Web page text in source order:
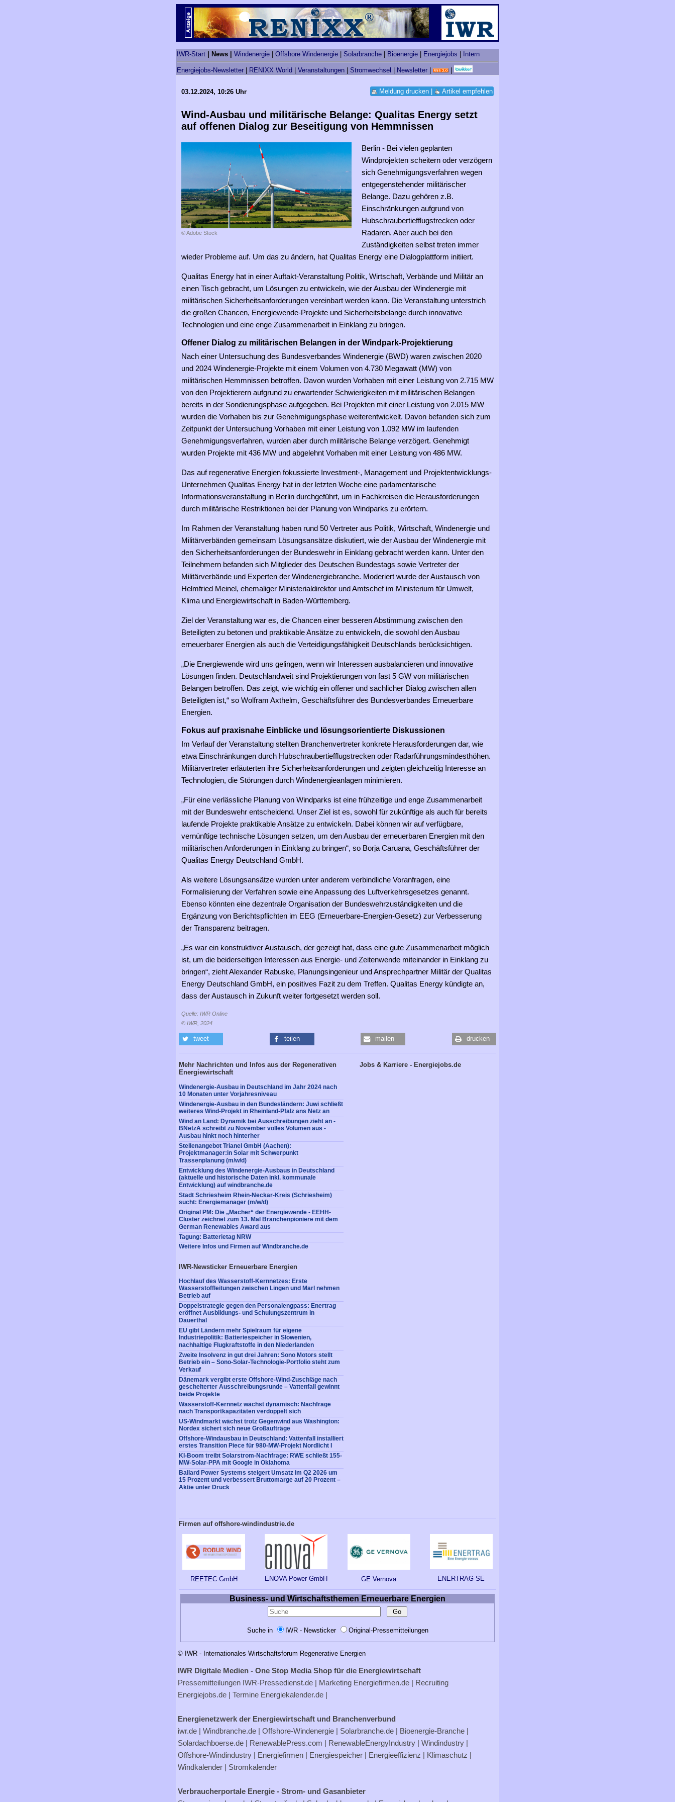
IWR-Start | News | Windenergie Offshore Windenergie Solarbranche Bioenergie Energiejobs Intern
Energiejobs-Newsletter RENIXX World Veranstaltungen Stromwechsel Newsletter
Meldung drucken Artikel empfehlen
03.12.2024, 10:26 Uhr
Wind-Ausbau und militärische Belange: Qualitas Energy setzt
auf offenen Dialog zur Beseitigung von Hemmnissen
© Adobe Stock
Berlin - Bei vielen geplanten
Windprojekten scheitern oder verzögern
sich Genehmigungsverfahren wegen
entgegenstehender militärischer
Belange. Dazu gehören z.B.
Einschränkungen aufgrund von
Hubschraubertiefflugstrecken oder
Radaren. Aber auch bei den
Zuständigkeiten selbst treten immer
wieder Probleme auf. Um das zu ändern, hat Qualitas Energy eine Dialogplattform initiiert.
Qualitas Energy hat in einer Auftakt-Veranstaltung Politik, Wirtschaft, Verbände und Militär an
einen Tisch gebracht, um Lösungen zu entwickeln, wie der Ausbau der Windenergie mit
militärischen Sicherheitsanforderungen vereinbart werden kann. Die Veranstaltung unterstrich
die großen Chancen, Energiewende-Projekte und Sicherheitsbelange durch innovative
Technologien und eine enge Zusammenarbeit in Einklang zu bringen.
Offener Dialog zu militärischen Belangen in der Windpark-Projektierung
Nach einer Untersuchung des Bundesverbandes Windenergie (BWD) waren zwischen 2020
und 2024 Windenergie-Projekte mit einem Volumen von 4.730 Megawatt (MW) von
militärischen Hemmnissen betroffen. Davon wurden Vorhaben mit einer Leistung von 2.715 MW
von den Projektierern aufgrund zu erwartender Schwierigkeiten mit militärischen Belangen
bereits in der Sondierungsphase aufgegeben. Bei Projekten mit einer Leistung von 2.015 MW
wurden die Vorhaben bis zur Genehmigungsphase weiterentwickelt. Davon befanden sich zum
Zeitpunkt der Untersuchung Vorhaben mit einer Leistung von 1.092 MW im laufenden
Genehmigungsverfahren, wurden aber durch militärische Belange verzögert. Genehmigt
wurden Projekte mit 436 MW und abgelehnt Vorhaben mit einer Leistung von 486 MW.
Das auf regenerative Energien fokussierte Investment-, Management und Projektentwicklungs-
Unternehmen Qualitas Energy hat in der letzten Woche eine parlamentarische
Informationsveranstaltung in Berlin durchgeführt, um in Fachkreisen die Herausforderungen
durch militärische Restriktionen bei der Planung von Windparks zu erörtern.
Im Rahmen der Veranstaltung haben rund 50 Vertreter aus Politik, Wirtschaft, Windenergie und
Militärverbänden gemeinsam Lösungsansätze diskutiert, wie der Ausbau der Windenergie mit
den Sicherheitsanforderungen der Bundeswehr in Einklang gebracht werden kann. Unter den
Teilnehmern befanden sich Mitglieder des Deutschen Bundestags sowie Vertreter der
Militärverbände und Experten der Windenergiebranche. Moderiert wurde der Austausch von
Helmfried Meinel, ehemaliger Ministerialdirektor und Amtschef im Ministerium für Umwelt,
Klima und Energiewirtschaft in Baden-Württemberg.
Ziel der Veranstaltung war es, die Chancen einer besseren Abstimmung zwischen den
Beteiligten zu betonen und praktikable Ansätze zu entwickeln, die sowohl den Ausbau
erneuerbarer Energien als auch die Verteidigungsfähigkeit Deutschlands berücksichtigen.
„Die Energiewende wird uns gelingen, wenn wir Interessen ausbalancieren und innovative
Lösungen finden. Deutschlandweit sind Projektierungen von fast 5 GW von militärischen
Belangen betroffen. Das zeigt, wie wichtig ein offener und sachlicher Dialog zwischen allen
Beteiligten ist,“ so Wolfram Axthelm, Geschäftsführer des Bundesverbandes Erneuerbare
Energien.
Fokus auf praxisnahe Einblicke und lösungsorientierte Diskussionen
Im Verlauf der Veranstaltung stellten Branchenvertreter konkrete Herausforderungen dar, wie
etwa Einschränkungen durch Hubschraubertiefflugstrecken oder Radarführungsmindesthöhen.
Militärvertreter erläuterten ihre Sicherheitsanforderungen und zeigten gleichzeitig Interesse an
Technologien, die Störungen durch Windenergieanlagen minimieren.
„Für eine verlässliche Planung von Windparks ist eine frühzeitige und enge Zusammenarbeit
mit der Bundeswehr entscheidend. Unser Ziel ist es, sowohl für zukünftige als auch für bereits
laufende Projekte praktikable Ansätze zu entwickeln. Dabei können wir auf verfügbare,
vernünftige technische Lösungen setzen, um den Ausbau der erneuerbaren Energien mit den
militärischen Anforderungen in Einklang zu bringen“, so Borja Caruana, Geschäftsführer der
Qualitas Energy Deutschland GmbH.
Als weitere Lösungsansätze wurden unter anderem verbindliche Voranfragen, eine
Formalisierung der Verfahren sowie eine Anpassung des Luftverkehrsgesetzes genannt.
Ebenso könnten eine dezentrale Organisation der Bundeswehrzuständigkeiten und die
Ergänzung von Berichtspflichten im EEG (Erneuerbare-Energien-Gesetz) zur Verbesserung
der Transparenz beitragen.
„Es war ein konstruktiver Austausch, der gezeigt hat, dass eine gute Zusammenarbeit möglich
ist, um die beiderseitigen Interessen aus Energie- und Zeitenwende miteinander in Einklang zu
bringen“, zieht Alexander Rabuske, Planungsingenieur und Ansprechpartner Militär der Qualitas
Energy Deutschland GmbH, ein positives Fazit zu dem Treffen. Qualitas Energy kündigte an,
dass der Austausch in Zukunft weiter fortgesetzt werden soll.
Quelle: IWR Online
© IWR, 2024
tweet teilen mailen drucken
Mehr Nachrichten und Infos aus der Regenerativen
Energiewirtschaft
Windenergie-Ausbau in Deutschland im Jahr 2024 nach
10 Monaten unter Vorjahresniveau
Windenergie-Ausbau in den Bundesländern: Juwi schließt
weiteres Wind-Projekt in Rheinland-Pfalz ans Netz an
Wind an Land: Dynamik bei Ausschreibungen zieht an -
BNetzA schreibt zu November volles Volumen aus -
Ausbau hinkt noch hinterher
Stellenangebot Trianel GmbH (Aachen):
Projektmanager:in Solar mit Schwerpunkt
Trassenplanung (m/w/d)
Entwicklung des Windenergie-Ausbaus in Deutschland
(aktuelle und historische Daten inkl. kommunale
Entwicklung) auf windbranche.de
Stadt Schriesheim Rhein-Neckar-Kreis (Schriesheim)
sucht: Energiemanager (m/w/d)
Original PM: Die „Macher“ der Energiewende - EEHH-
Cluster zeichnet zum 13. Mal Branchenpioniere mit dem
German Renewables Award aus
Tagung: Batterietag NRW
Weitere Infos und Firmen auf Windbranche.de
Jobs & Karriere - Energiejobs.de
IWR-Newsticker Erneuerbare Energien
Hochlauf des Wasserstoff-Kernnetzes: Erste
Wasserstoffleitungen zwischen Lingen und Marl nehmen
Betrieb auf
Doppelstrategie gegen den Personalengpass: Enertrag
eröffnet Ausbildungs- und Schulungszentrum in
Dauerthal
EU gibt Ländern mehr Spielraum für eigene
Industriepolitik: Batteriespeicher in Slowenien,
nachhaltige Flugkraftstoffe in den Niederlanden
Zweite Insolvenz in gut drei Jahren: Sono Motors stellt
Betrieb ein – Sono-Solar-Technologie-Portfolio steht zum
Verkauf
Dänemark vergibt erste Offshore-Wind-Zuschläge nach
gescheiterter Ausschreibungsrunde – Vattenfall gewinnt
beide Projekte
Wasserstoff-Kernnetz wächst dynamisch: Nachfrage
nach Transportkapazitäten verdoppelt sich
US-Windmarkt wächst trotz Gegenwind aus Washington:
Nordex sichert sich neue Großaufträge
Offshore-Windausbau in Deutschland: Vattenfall installiert
erstes Transition Piece für 980-MW-Projekt Nordlicht I
KI-Boom treibt Solarstrom-Nachfrage: RWE schließt 155-
MW-Solar-PPA mit Google in Oklahoma
Ballard Power Systems steigert Umsatz im Q2 2026 um
15 Prozent und verbessert Bruttomarge auf 20 Prozent –
Aktie unter Druck
Firmen auf offshore-windindustrie.de
REETEC GmbH ENOVA Power GmbH GE Vernova ENERTRAG SE
Business- und Wirtschaftsthemen Erneuerbare Energien
Suche in IWR - Newsticker Original-Pressemitteilungen
© IWR - Internationales Wirtschaftsforum Regenerative Energien
IWR Digitale Medien - One Stop Media Shop für die Energiewirtschaft
Pressemitteilungen IWR-Pressedienst.de | Marketing Energiefirmen.de | Recruiting
Energiejobs.de | Termine Energiekalender.de |
Energienetzwerk der Energiewirtschaft und Branchenverbund
iwr.de | Windbranche.de | Offshore-Windenergie | Solarbranche.de | Bioenergie-Branche |
Solardachboerse.de | RenewablePress.com | RenewableEnergyIndustry | Windindustry |
Offshore-Windindustry | Energiefirmen | Energiespeicher | Energieeffizienz | Klimaschutz |
Windkalender | Stromkalender
Verbraucherportale Energie - Strom- und Gasanbieter